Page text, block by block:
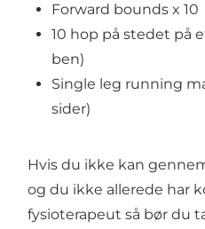
Forward bounds x 10
10 hop på stedet på
ben)
Single leg running
sider)
Hvis du ikke kan
og du ikke allerede har
fysioterapeut så bør du